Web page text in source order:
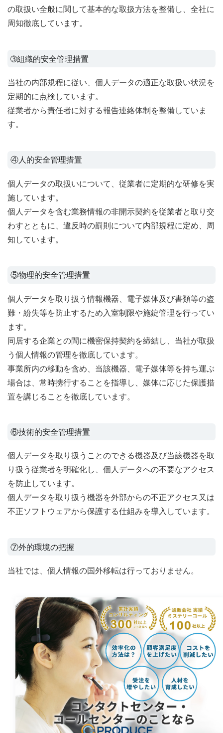
の取扱い全般に関して基本的な取扱方法を整備し、全社に
周知徹底しています。
➂組織的安全管理措置
当社の内部規程に従い、個人データの適正な取扱い状況を
定期的に点検しています。
従業者から責任者に対する報告連絡体制を整備していま
す。
④人的安全管理措置
個人データの取扱いについて、従業者に定期的な研修を実
施しています。
個人データを含む業務情報の非開示契約を従業者と取り交
わすとともに、違反時の罰則について内部規程に定め、周
知しています。
⑤物理的安全管理措置
個人データを取り扱う情報機器、電子媒体及び書類等の盗
難・紛失等を防止するため入室制限や施錠管理を行ってい
ます。
同居する企業との間に機密保持契約を締結し、当社が取扱
う個人情報の管理を徹底しています。
事業所内の移動を含め、当該機器、電子媒体等を持ち運ぶ
場合は、常時携行することを指導し、媒体に応じた保護措
置を講じることを徹底しています。
⑥技術的安全管理措置
個人データを取り扱うことのできる機器及び当該機器を取
り扱う従業者を明確化し、個人データへの不要なアクセス
を防止しています。
個人データを取り扱う機器を外部からの不正アクセス又は
不正ソフトウェアから保護する仕組みを導入しています。
⑦外的環境の把握
当社では、個人情報の国外移転は行っておりません。